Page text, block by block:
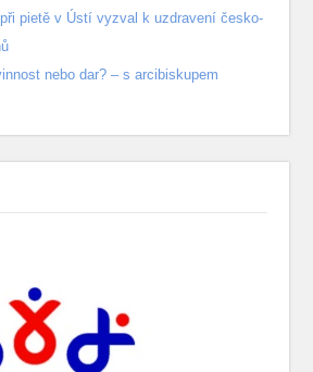
pietě v Ústí vyzval k uzdravení česko-
nebo dar? – s arcibiskupem